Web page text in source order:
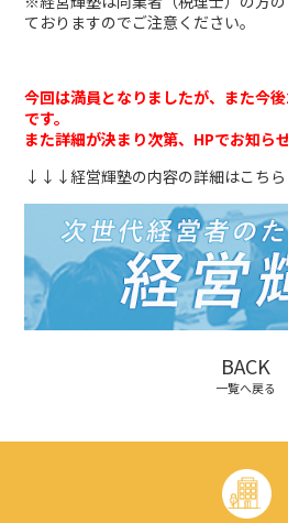
ておりますのでご注意ください。
今回は満員となりましたが、また今
です。
また詳細が決まり次第、HPでお知ら
↓↓↓経営輝塾の内容の詳細はこち
BACK
一覧へ戻る